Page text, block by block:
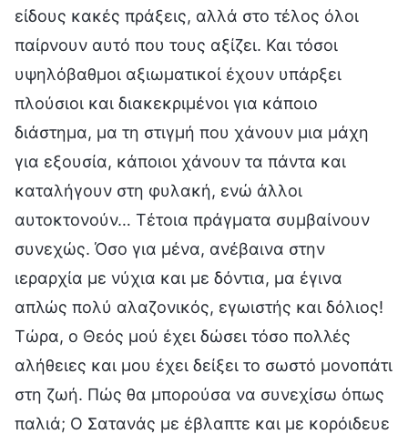
είδους κακές πράξεις, αλλά στο τέλος όλοι
παίρνουν αυτό που τους αξίζει. Και τόσοι
υψηλόβαθμοι αξιωματικοί έχουν υπάρξει
πλούσιοι και διακεκριμένοι για κάποιο
διάστημα, μα τη στιγμή που χάνουν μια μάχη
για εξουσία, κάποιοι χάνουν τα πάντα και
καταλήγουν στη φυλακή, ενώ άλλοι
αυτοκτονούν… Τέτοια πράγματα συμβαίνουν
συνεχώς. Όσο για μένα, ανέβαινα στην
ιεραρχία με νύχια και με δόντια, μα έγινα
απλώς πολύ αλαζονικός, εγωιστής και δόλιος!
Τώρα, ο Θεός μού έχει δώσει τόσο πολλές
αλήθειες και μου έχει δείξει το σωστό μονοπάτι
στη ζωή. Πώς θα μπορούσα να συνεχίσω όπως
παλιά; Ο Σατανάς με έβλαπτε και με κορόιδευε